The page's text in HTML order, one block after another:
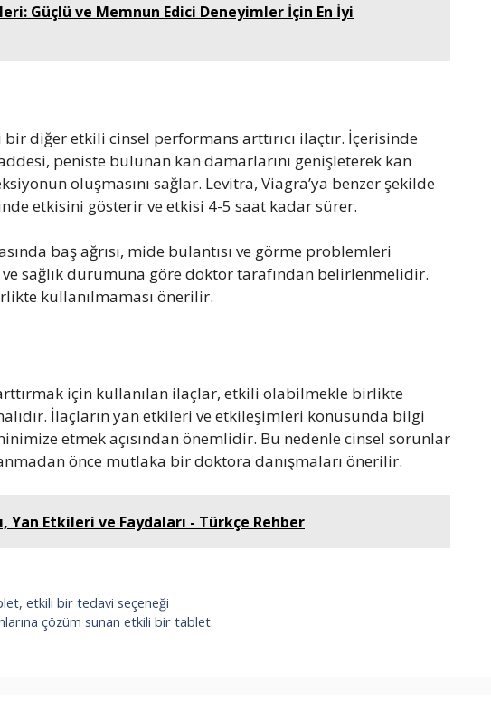
Güçlü ve Memnun Edici Deneyimler İçin En İyi
diğer etkili cinsel performans arttırıcı ilaçtır. İçerisinde
peniste bulunan kan damarlarını genişleterek kan
oluşmasını sağlar. Levitra, Viagra’ya benzer şekilde
etkisini gösterir ve etkisi 4-5 saat kadar sürer.
baş ağrısı, mide bulantısı ve görme problemleri
sağlık durumuna göre doktor tarafından belirlenmelidir.
kullanılmaması önerilir.
için kullanılan ilaçlar, etkili olabilmekle birlikte
İlaçların yan etkileri ve etkileşimleri konusunda bilgi
etmek açısından önemlidir. Bu nedenle cinsel sorunlar
önce mutlaka bir doktora danışmaları önerilir.
Yan Etkileri ve Faydaları - Türkçe Rehber
etkili bir tedavi seçeneği
çözüm sunan etkili bir tablet.